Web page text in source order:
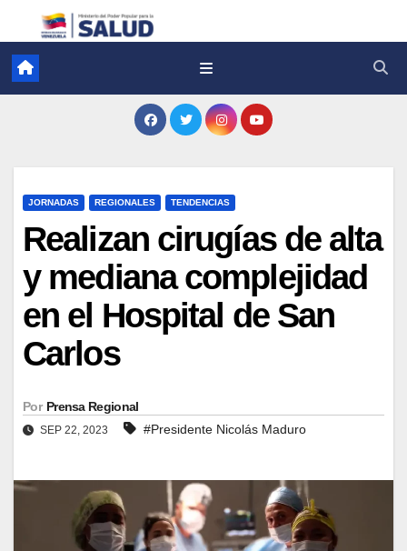
JORNADAS REGIONALES TENDENCIAS
Realizan cirugías de alta
y mediana complejidad
en el Hospital de San
Carlos
Por Prensa Regional
SEP 22, 2023 #Presidente Nicolás Maduro